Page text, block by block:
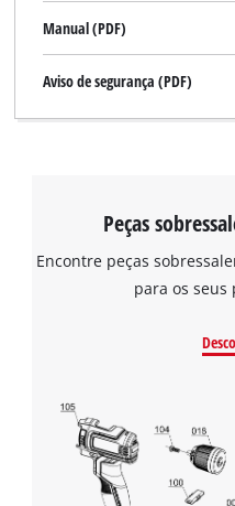
This
to
visitor.
the site
Manual (PDF)
Aviso de segurança (PDF)
Peças
Encontre peças
para os seus